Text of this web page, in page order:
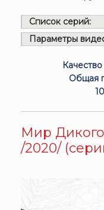
Список серий:
Параметры
Общая
Мир
/2020/